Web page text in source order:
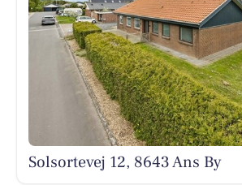
Solsortevej 12, 8643 Ans By